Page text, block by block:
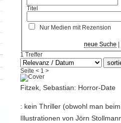
Titel
Nur Medien mit Rezension
neue Suche
1 Treffer
Seite< 1 >
Fitzek, Sebastian: Horror-Date
: kein Thriller (obwohl man
Illustrationen von Jörn